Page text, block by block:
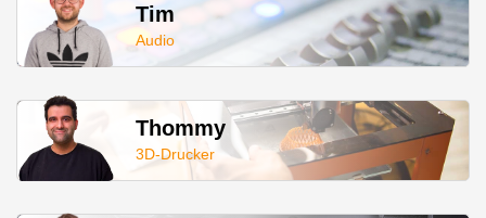
Tim
Audio
Thommy
3D-Drucker